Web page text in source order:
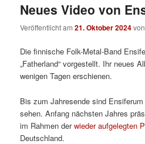
Neues Video von
Veröffentlicht am21. Oktober 2024
Die finnische Folk-Metal-Band
„Fatherland“ vorgestellt. Ihr neues
wenigen Tagen erschienen.
Bis zum Jahresende sind
sehen. Anfang nächsten Jahres
im Rahmen derwieder aufgelegten
Deutschland.